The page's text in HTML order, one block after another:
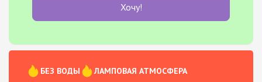
Хочу!
БЕЗ ВОДЫ
ЛАМПОВАЯ АТМОСФЕРА